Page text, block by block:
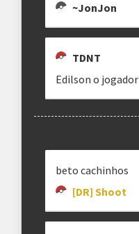
~JonJon
TDNT
Edilson o jogador
beto cachinhos
[DR] Shoot